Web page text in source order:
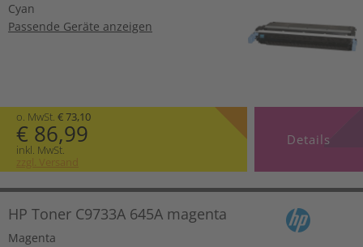
Cyan
Passende Geräte anzeigen
o. MwSt. € 73,10
€ 86,99
inkl. MwSt.
zzgl. Versand
Details
HP Toner C9733A 645A magenta
Magenta